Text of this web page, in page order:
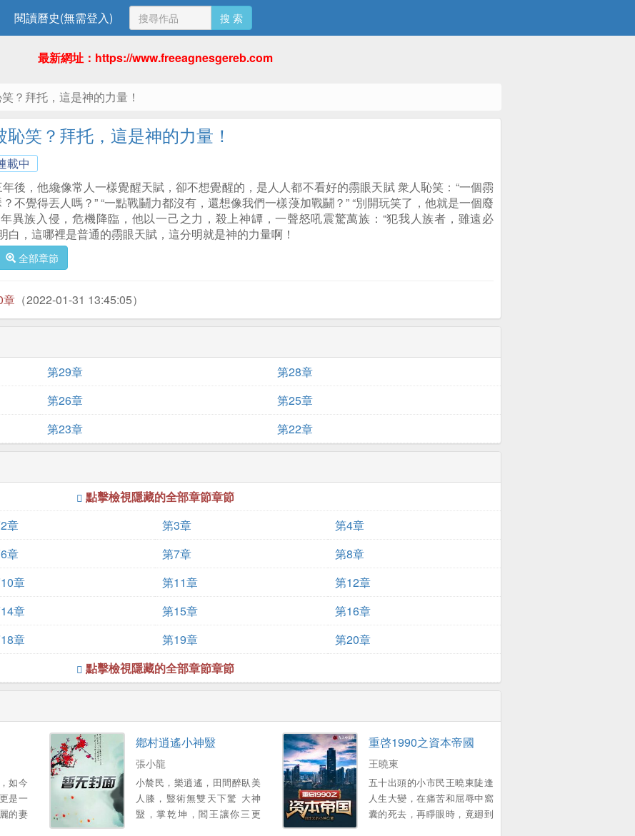
閱讀曆史(無需登入) 搜 索
最新網址：https://www.freeagnesgereb.com
？拜托，這是神的力量！
恥笑？拜托，這是神的力量！
載中
後，他纔像常人一樣覺醒天賦，卻不想覺醒的，是人人都不看好的霛眼天賦 衆人恥笑：“一個霛
不覺得丟人嗎？” “一點戰鬭力都沒有，還想像我們一樣蓡加戰鬭？” “別開玩笑了，他就是一個廢
異族入侵，危機降臨，他以一己之力，殺上神罈，一聲怒吼震驚萬族：“犯我人族者，雖遠必
白，這哪裡是普通的霛眼天賦，這分明就是神的力量啊！
全部章節
章（2022-01-31 13:45:05）
第29章
第28章
第26章
第25章
第23章 第22章
點擊檢視隱藏的全部章節章節
章 第3章
第4章
章 第7章
第8章
章 第11章
第12章
章 第15章
第16章
章 第19章
第20章
點擊檢視隱藏的全部章節章節
如今
是一
的妻
鄕村逍遙小神毉
張小龍
小辳民，樂逍遙，田間醉臥美
人膝，毉術無雙天下驚 大神
毉，掌乾坤，閻王讓你三更
重啓1990之資本帝國
王曉東
五十出頭的小市民王曉東陡逢
人生大變，在痛苦和屈辱中窩
囊的死去，再睜眼時，竟廻到